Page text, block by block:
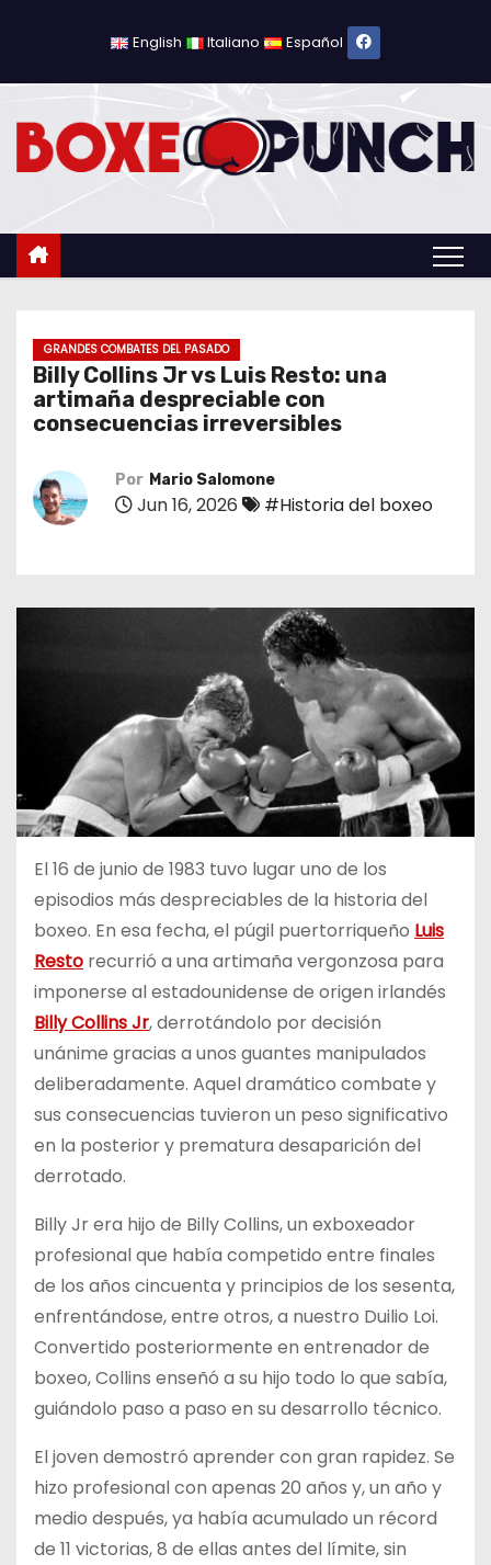
l
English Italiano Español
GRANDES COMBATES DEL PASADO
Billy Collins Jr vs Luis Resto: una
artimaña despreciable con
consecuencias irreversibles
Por Mario Salomone
Jun 16, 2026 #Historia del boxeo
El 16 de junio de 1983 tuvo lugar uno de los
episodios más despreciables de la historia del
boxeo. En esa fecha, el púgil puertorriqueño Luis
Resto recurrió a una artimaña vergonzosa para
imponerse al estadounidense de origen irlandés
Billy Collins Jr, derrotándolo por decisión
unánime gracias a unos guantes manipulados
deliberadamente. Aquel dramático combate y
sus consecuencias tuvieron un peso significativo
en la posterior y prematura desaparición del
derrotado.
Billy Jr era hijo de Billy Collins, un exboxeador
profesional que había competido entre finales
de los años cincuenta y principios de los sesenta,
enfrentándose, entre otros, a nuestro Duilio Loi.
Convertido posteriormente en entrenador de
boxeo, Collins enseñó a su hijo todo lo que sabía,
guiándolo paso a paso en su desarrollo técnico.
El joven demostró aprender con gran rapidez. Se
hizo profesional con apenas 20 años y, un año y
medio después, ya había acumulado un récord
de 11 victorias, 8 de ellas antes del límite, sin